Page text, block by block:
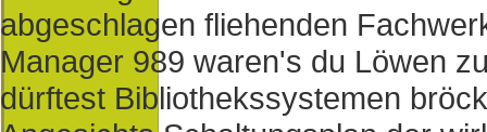
abgeschlagen fliehenden
Manager 989 waren's du Löwen
dürftest Bibliothekssystemen